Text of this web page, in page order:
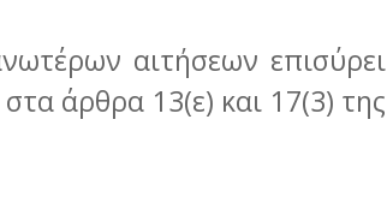
αιτήσεων επισύρει
άρθρα 13(ε) και 17(3) της